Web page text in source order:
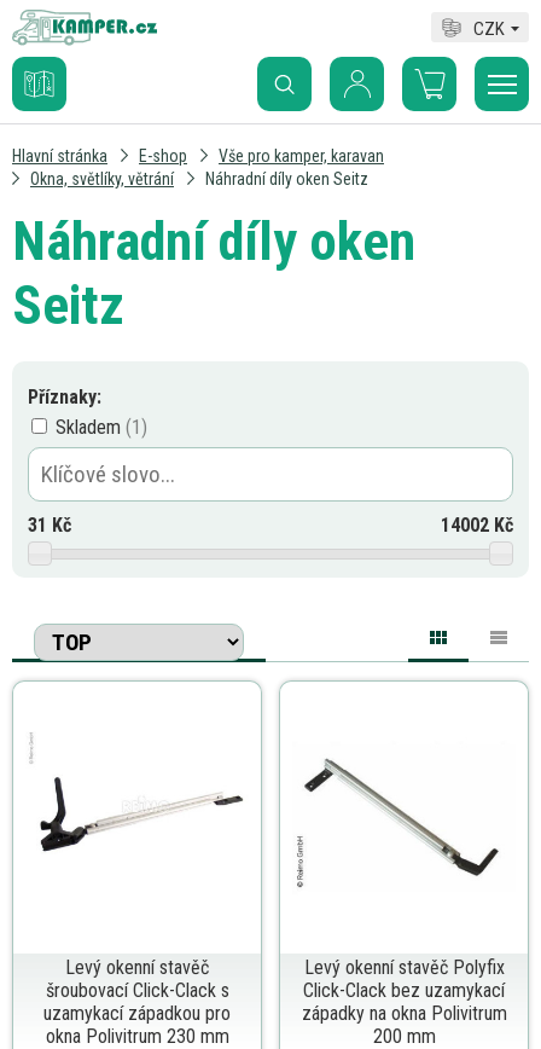
CZK
Hlavní stránka E-shop
Vše pro kamper, karavan
Okna, světlíky, větrání
Náhradní díly oken Seitz
Náhradní díly oken
Seitz
Příznaky:
Skladem
31 Kč 14002 Kč
Levý okenní stavěč
šroubovací Click-Clack s
uzamykací západkou pro
okna Polivitrum 230 mm
Levý okenní stavěč Polyfix
Click-Clack bez uzamykací
západky na okna Polivitrum
200 mm